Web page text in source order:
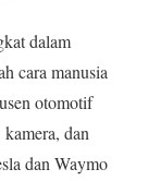
dalam
cara manusia
otomotif
kamera, dan
dan Waymo